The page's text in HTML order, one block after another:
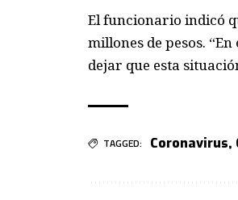
El funcionario indicó
millones de pesos.
dejar que esta
TAGGED: Coronavirus,